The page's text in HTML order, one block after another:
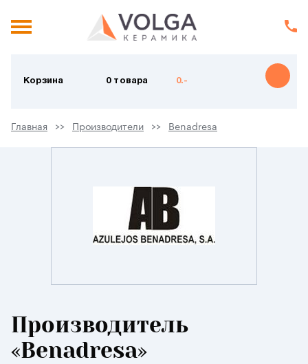
Корзина 0 товара 0.-
Главная Производители Benadresa
Производитель
«Benadresa»